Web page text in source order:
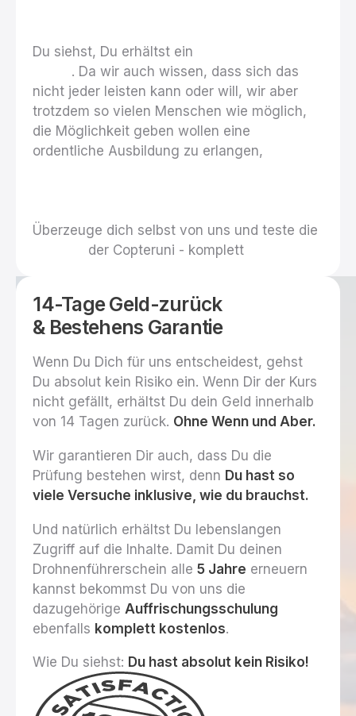
Du siehst, Du erhältst ein
. Da wir auch wissen, dass sich das
nicht jeder leisten kann oder will, wir aber
trotzdem so vielen Menschen wie möglich,
die Möglichkeit geben wollen eine
ordentliche Ausbildung zu erlangen,
Überzeuge dich selbst von uns und teste die
der Copteruni - komplett
14-Tage Geld-zurück
& Bestehens Garantie
Wenn Du Dich für uns entscheidest, gehst
Du absolut kein Risiko ein. Wenn Dir der Kurs
nicht gefällt, erhältst Du dein Geld innerhalb
von 14 Tagen zurück. Ohne Wenn und Aber.
Wir garantieren Dir auch, dass Du die
Prüfung bestehen wirst, denn Du hast so
viele Versuche inklusive, wie du brauchst.
Und natürlich erhältst Du lebenslangen
Zugriff auf die Inhalte. Damit Du deinen
Drohnenführerschein alle5 Jahre erneuern
kannst bekommst Du von uns die
dazugehörige Auffrischungsschulung
ebenfalls komplett kostenlos.
Wie Du siehst: Du hast absolut kein Risiko!